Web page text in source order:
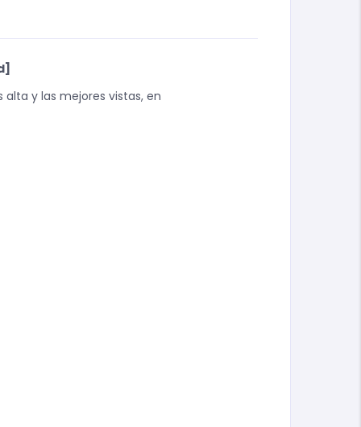
y las mejores vistas, en